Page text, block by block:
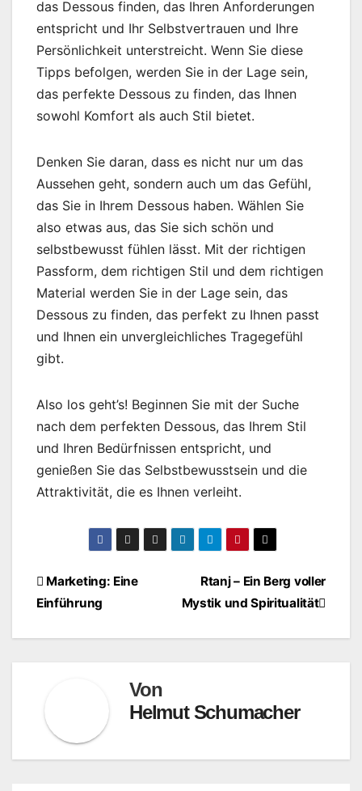
das Dessous finden, das Ihren Anforderungen
entspricht und Ihr Selbstvertrauen und Ihre
Persönlichkeit unterstreicht. Wenn Sie diese
Tipps befolgen, werden Sie in der Lage sein,
das perfekte Dessous zu finden, das Ihnen
sowohl Komfort als auch Stil bietet.
Denken Sie daran, dass es nicht nur um das
Aussehen geht, sondern auch um das Gefühl,
das Sie in Ihrem Dessous haben. Wählen Sie
also etwas aus, das Sie sich schön und
selbstbewusst fühlen lässt. Mit der richtigen
Passform, dem richtigen Stil und dem richtigen
Material werden Sie in der Lage sein, das
Dessous zu finden, das perfekt zu Ihnen passt
und Ihnen ein unvergleichliches Tragegefühl
gibt.
Also los geht’s! Beginnen Sie mit der Suche
nach dem perfekten Dessous, das Ihrem Stil
und Ihren Bedürfnissen entspricht, und
genießen Sie das Selbstbewusstsein und die
Attraktivität, die es Ihnen verleiht.
Beitragsnavigation
Rtanj – Ein Berg voller
Mystik und Spiritualität
Marketing: Eine
Einführung
Von
Helmut Schumacher